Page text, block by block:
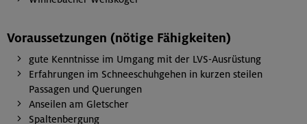
Voraussetzungen (nötige Fähigkeiten)
gute Kenntnisse im Umgang mit der LVS-Ausrüstung
Erfahrungen im Schneeschuhgehen in kurzen steilen
Passagen und Querungen
Anseilen am Gletscher
Spaltenbergung